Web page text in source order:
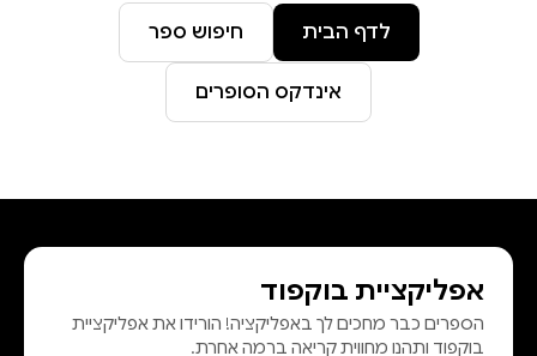
לדף הבית חיפוש ספר
אינדקס הסופרים
אפליקציית בוקפוד
הספרים כבר מחכים לך באפליקציה! הורידו את אפליקציית
בוקפוד ותהנו מחווית קריאה ברמה אחרת.